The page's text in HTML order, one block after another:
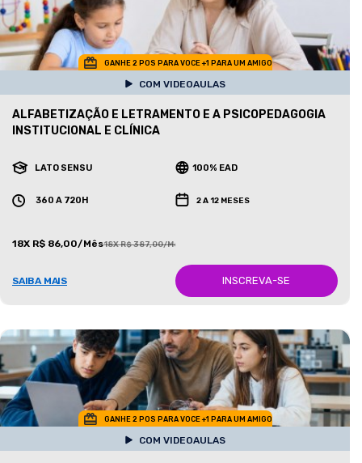
GANHE 2 POS PARA VOCE +1 PARA UM AMIGO
COM VIDEOAULAS
ALFABETIZAÇÃO E LETRAMENTO E A PSICOPEDAGOGIA
INSTITUCIONAL E CLÍNICA
LATO SENSU 100% EAD
360 A 720H 2 A 12 MESES
18X R$ 86,00/Mês18X R$ 387,00/Mês
SAIBA MAIS INSCREVA-SE
GANHE 2 POS PARA VOCE +1 PARA UM AMIGO
COM VIDEOAULAS